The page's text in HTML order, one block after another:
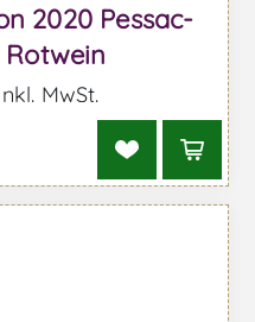
2020 Pessac-
MwSt.